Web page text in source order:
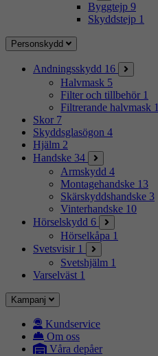
Byggtejp 9
Skyddstejp 1
Personskydd
Andningsskydd 16
Halvmask 5
Filter och tillbehör 1
Filtrerande halvmask 1
Skor 7
Skyddsglasögon 4
Hjälm 2
Handske 34
Armskydd 4
Montagehandske 13
Skärskyddshandske 3
Vinterhandske 10
Hörselskydd 6
Hörselkåpa 1
Svetsvisir 1
Svetshjälm 1
Varselväst 1
Kampanj
Kundservice
Om oss
Våra depåer